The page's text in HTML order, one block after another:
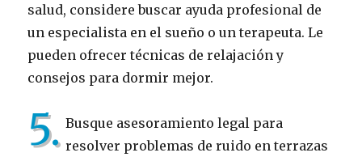
salud, considere buscar ayuda profesional de
un especialista en el sueño o un terapeuta. Le
pueden ofrecer técnicas de relajación y
consejos para dormir mejor.
5. Busque asesoramiento legal para
resolver problemas de ruido en terrazas